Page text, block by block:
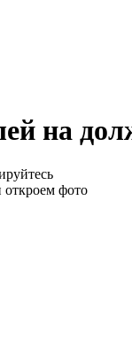
на
фото